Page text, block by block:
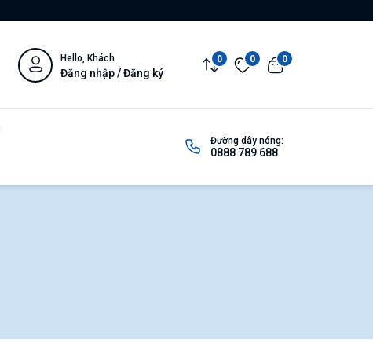
Hello, Khách
Đăng nhập / Đăng ký
0 0 0
Đường dây nóng:
0888 789 688